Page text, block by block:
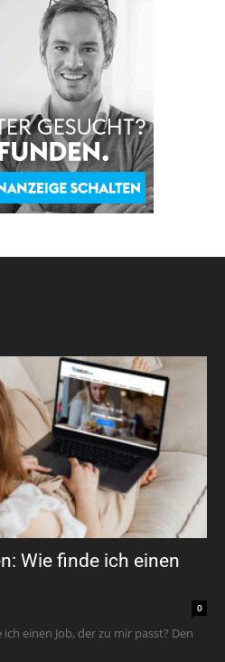
Wie finde ich einen
0
einen Job, der zu mir passt? Den